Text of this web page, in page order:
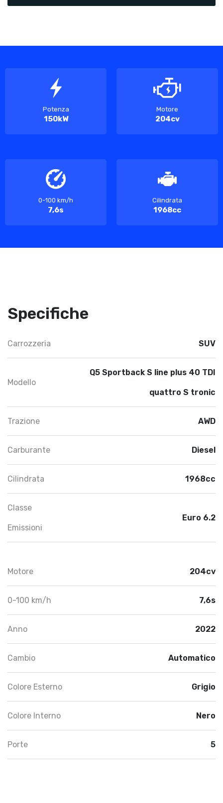
Potenza
150kW
Motore
204cv
0-100 km/h
7,6s
Cilindrata
1968cc
Specifiche
Carrozzeria SUV
Modello
Q5 Sportback S line plus 40 TDI
quattro S tronic
Trazione AWD
Carburante Diesel
Cilindrata 1968cc
Classe
Emissioni
Euro 6.2
Motore 204cv
0-100 km/h 7,6s
Anno 2022
Cambio Automatico
Colore Esterno Grigio
Colore Interno Nero
Porte 5